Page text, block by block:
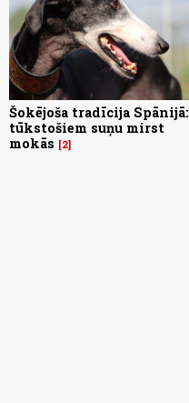
Šokējoša tradīcija Spānijā:
tūkstošiem suņu mirst
mokās
2